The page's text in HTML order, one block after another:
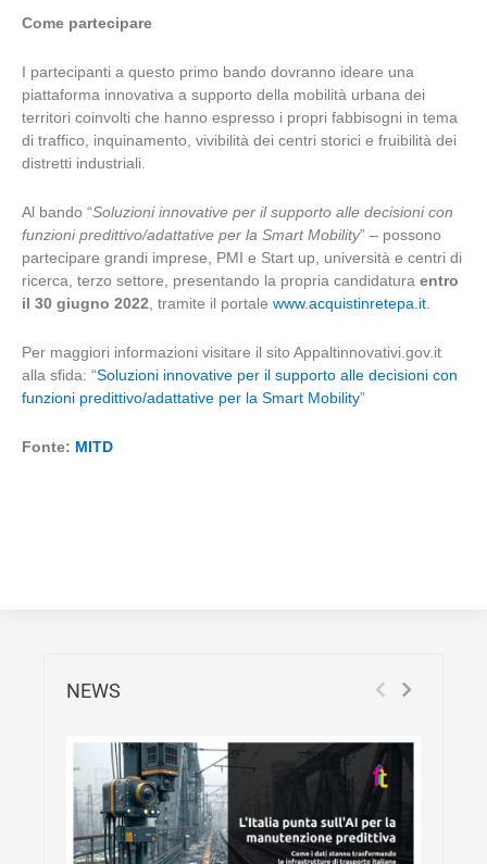
Come partecipare
I partecipanti a questo primo bando dovranno ideare una
piattaforma innovativa a supporto della mobilità urbana dei
territori coinvolti che hanno espresso i propri fabbisogni in tema
di traffico, inquinamento, vivibilità dei centri storici e fruibilità dei
distretti industriali.
Al bando “Soluzioni innovative per il supporto alle decisioni con
funzioni predittivo/adattative per la Smart Mobility” – possono
partecipare grandi imprese, PMI e Start up, università e centri di
ricerca, terzo settore, presentando la propria candidatura entro
il 30 giugno 2022 , tramite il portale www.acquistinretepa.it
Per maggiori informazioni visitare il sito Appaltinnovativi.gov.it
alla sfida: “Soluzioni innovative per il supporto alle decisioni con
funzioni predittivo/adattative per la Smart Mobility”
Fonte: MITD
NEWS